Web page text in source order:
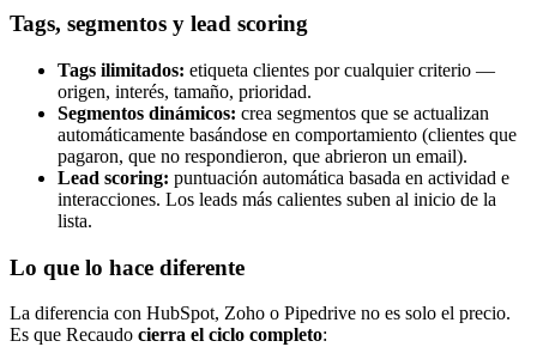
Tags, segmentos y lead scoring
Tags ilimitados: etiqueta clientes por cualquier criterio —
origen, interés, tamaño, prioridad.
Segmentos dinámicos: crea segmentos que se actualizan
automáticamente basándose en comportamiento (clientes que
pagaron, que no respondieron, que abrieron un email).
Lead scoring: puntuación automática basada en actividad e
interacciones. Los leads más calientes suben al inicio de la
lista.
Lo que lo hace diferente
La diferencia con HubSpot, Zoho o Pipedrive no es solo el precio.
Es que Recaudo cierra el ciclo completo: